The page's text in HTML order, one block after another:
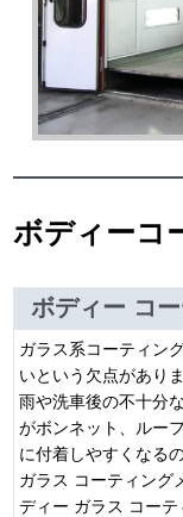
ボディーコ
ボディー コ
ガラス系コーティン
いという欠点がありま
雨や洗車後の不十分
がボンネット、ルー
に付着しやすくなるの
ガラス コーティング
ディー ガラス コー